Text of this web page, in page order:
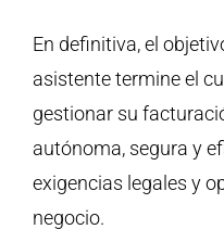
En definitiva, el
asistente termine el
gestionar su
autónoma, segura y
exigencias legales y
negocio.